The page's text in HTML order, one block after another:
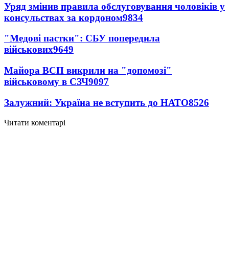
Уряд змінив правила обслуговування чоловіків у
консульствах за кордоном9834
"Медові пастки": СБУ попередила
військових9649
Майора ВСП викрили на "допомозі"
військовому в СЗЧ9097
Залужний: Україна не вступить до НАТО8526
Читати коментарі